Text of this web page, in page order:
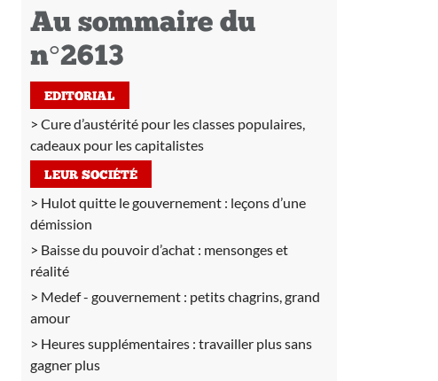
Au sommaire du
n°2613
EDITORIAL
Cure d’austérité pour les classes populaires,
cadeaux pour les capitalistes
LEUR SOCIÉTÉ
Hulot quitte le gouvernement : leçons d’une
démission
Baisse du pouvoir d’achat : mensonges et
réalité
Medef - gouvernement : petits chagrins, grand
amour
Heures supplémentaires : travailler plus sans
gagner plus